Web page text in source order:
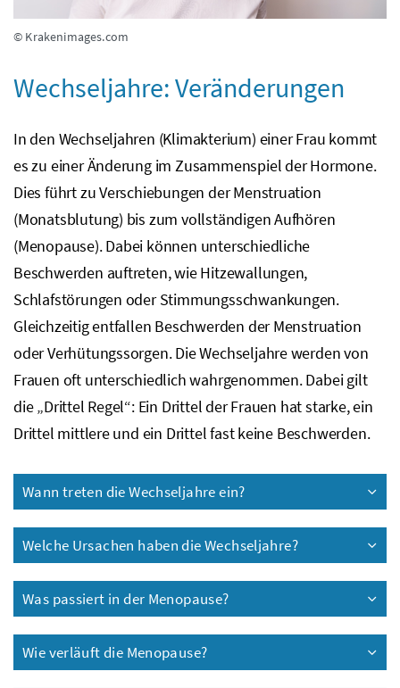
© Krakenimages.com
Wechseljahre: Veränderungen
In den Wechseljahren (Klimakterium) einer Frau kommt
es zu einer Änderung im Zusammenspiel der Hormone.
Dies führt zu Verschiebungen der Menstruation
(Monatsblutung) bis zum vollständigen Aufhören
(Menopause). Dabei können unterschiedliche
Beschwerden auftreten, wie Hitzewallungen,
Schlafstörungen oder Stimmungsschwankungen.
Gleichzeitig entfallen Beschwerden der Menstruation
oder Verhütungssorgen. Die Wechseljahre werden von
Frauen oft unterschiedlich wahrgenommen. Dabei gilt
die „Drittel Regel“: Ein Drittel der Frauen hat starke, ein
Drittel mittlere und ein Drittel fast keine Beschwerden.
Wann treten die Wechseljahre ein?
Welche Ursachen haben die Wechseljahre?
Was passiert in der Menopause?
Wie verläuft die Menopause?